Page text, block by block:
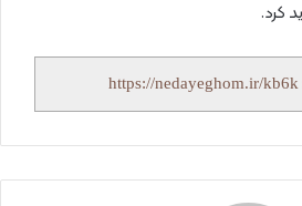
https://nedayeghom.ir/kb6k